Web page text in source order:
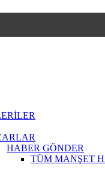
HABER GÖNDER
TÜM MANŞET